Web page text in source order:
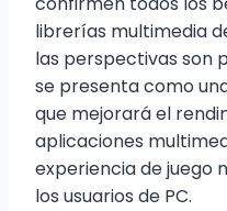
librerías multimedia
las perspectivas son
se presenta como
que mejorará el
aplicaciones
experiencia de juego
los usuarios de PC.